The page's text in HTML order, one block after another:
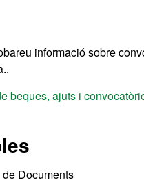
informació sobre
beques, ajuts i
Documents